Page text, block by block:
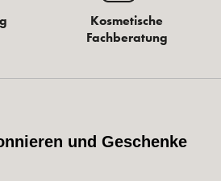
Kosmetische
Fachberatung
und Geschenke